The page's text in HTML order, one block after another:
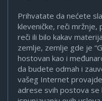
Prihvatate da nećete
kleveničke, reči
reči ili bilo kakav
zemlje, zemlje gde je
hostovan kao i
da budete odmah i
vašeg Internet
adrese svih postova se